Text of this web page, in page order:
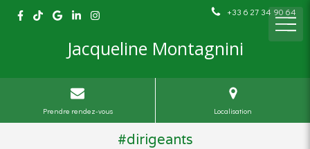
+33 6 27 34 90 64
Jacqueline Montagnini
Prendre rendez-vous Localisation
#dirigeants